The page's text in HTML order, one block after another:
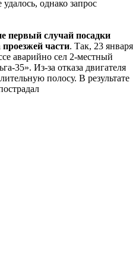
однако запрос
первый случай посадки
части. Так, 23 января
аварийно сел 2-местный
35». Из-за отказа двигателя
полосу. В результате